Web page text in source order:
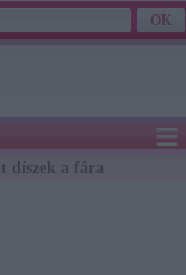
≡
díszek a fára
Saturday - László napja